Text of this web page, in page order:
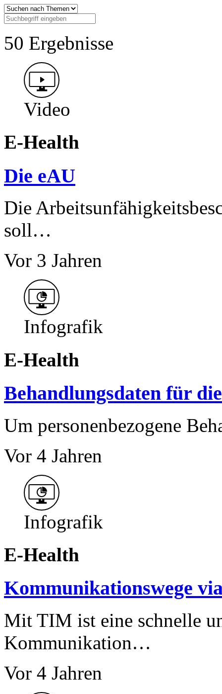
50 Ergebnisse
Video
E-Health
Die eAU
Die
soll…
Vor 3 Jahren
Infografik
E-Health
Behandlungsdaten für
Um personenbezogene
Vor 4 Jahren
Infografik
E-Health
Kommunikationswege
Mit TIM ist eine schnelle
Kommunikation…
Vor 4 Jahren